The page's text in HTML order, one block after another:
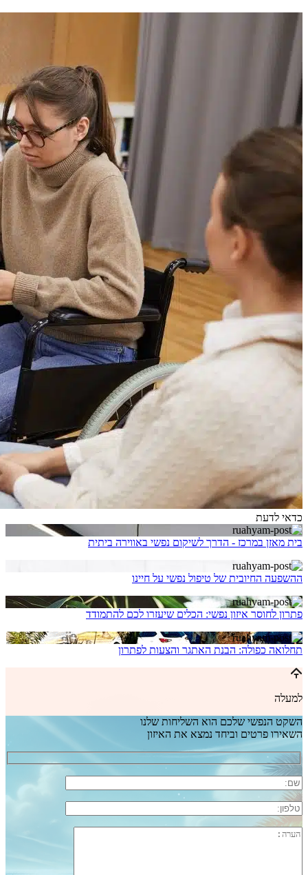
כדאי לדעת
בית מאזן במרכז - הדרך לשיקום נפשי באווירה ביתית
ההשפעה החיובית של טיפול נפשי על חיינו
פתרון לחוסר איזון נפשי: הכלים שיעזרו לכם להתמודד
תחלואה כפולה: הבנת האתגר והצעות לפתרון
למעלה
השקט הנפשי שלכם הוא השליחות שלנו
השאירו פרטים וביחד נמצא את האיזון